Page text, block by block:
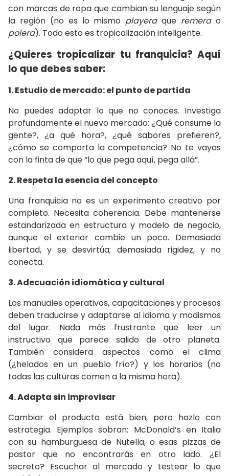
con marcas de ropa que cambian su lenguaje según
la región (no es lo mismo playeraque remerao
polera). Todo esto es tropicalización inteligente.
¿Quieres tropicalizar tu franquicia? Aquí
lo que debes saber:
1. Estudio de mercado: el punto de partida
No puedes adaptar lo que no conoces. Investiga
profundamente el nuevo mercado: ¿Qué consume la
gente?, ¿a qué hora?, ¿qué sabores prefieren?,
¿cómo se comporta la competencia? No te vayas
con la finta de que “lo que pega aquí, pega allá”.
2. Respeta la esencia del concepto
Una franquicia no es un experimento creativo por
completo. Necesita coherencia. Debe mantenerse
estandarizada en estructura y modelo de negocio,
aunque el exterior cambie un poco. Demasiada
libertad, y se desvirtúa; demasiada rigidez, y no
conecta.
3. Adecuación idiomática y cultural
Los manuales operativos, capacitaciones y procesos
deben traducirse y adaptarse al idioma y modismos
del lugar. Nada más frustrante que leer un
instructivo que parece salido de otro planeta.
También considera aspectos como el clima
(¿helados en un pueblo frío?) y los horarios (no
todas las culturas comen a la misma hora).
4. Adapta sin improvisar
Cambiar el producto está bien, pero hazlo con
estrategia. Ejemplos sobran: McDonald’s en Italia
con su hamburguesa de Nutella, o esas pizzas de
pastor que no encontrarás en otro lado. ¿El
secreto? Escuchar al mercado y testear lo que